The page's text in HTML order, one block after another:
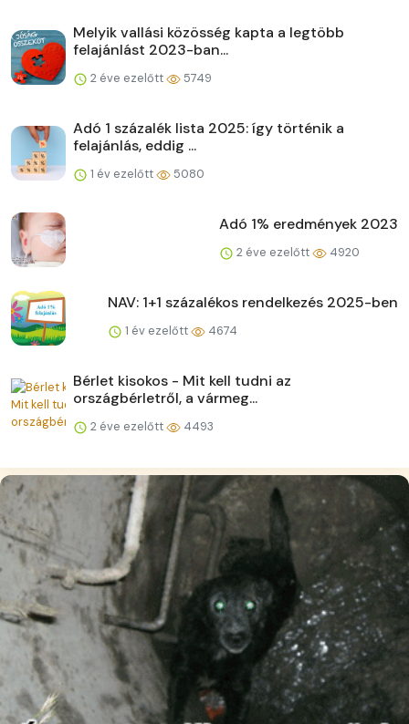
Melyik vallási közösség kapta a legtöbb
felajánlást 2023-ban...
2 éve ezelőtt 5749
Adó 1 százalék lista 2025: így történik a
felajánlás, eddig ...
1 év ezelőtt 5080
Adó 1% eredmények 2023
2 éve ezelőtt 4920
NAV: 1+1 százalékos rendelkezés 2025-ben
1 év ezelőtt 4674
Bérlet kisokos - Mit kell tudni az
országbérletről, a vármeg...
2 éve ezelőtt 4493